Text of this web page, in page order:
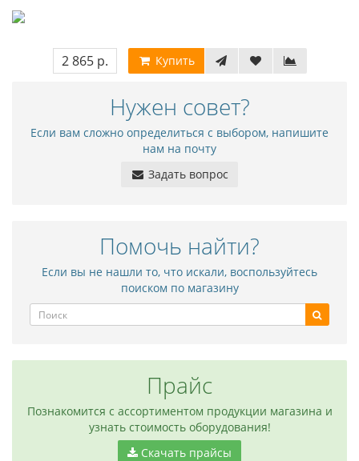
2 865 р. Купить
Нужен совет?
Если вам сложно определиться с выбором, напишите
нам на почту
Задать вопрос
Помочь найти?
Если вы не нашли то, что искали, воспользуйтесь
поиском по магазину
Прайс
Познакомится с ассортиментом продукции магазина и
узнать стоимость оборудования!
Скачать прайсы